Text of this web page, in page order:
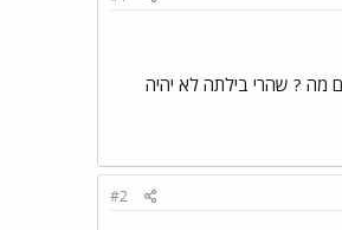
מה ? שהרי בילתה לא יהיה
#2